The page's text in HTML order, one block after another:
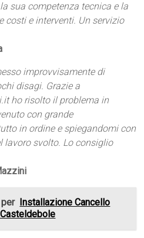
sua competenza tecnica e la
costi e interventi. Un servizio
improvvisamente di
disagi. Grazie a
ho risolto il problema in
con grande
in ordine e spiegandomi con
lavoro svolto. Lo consiglio
Installazione Cancello